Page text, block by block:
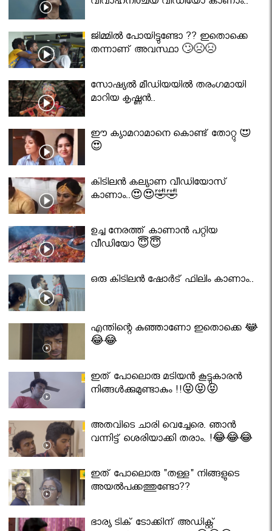
ജിമ്മിൽ പോയിട്ടുണ്ടോ ?? ഇതൊക്കെ
തന്നാണ് അവസ്ഥാ 🙄😣😣
സോഷ്യൽ മീഡിയയിൽ തരംഗമായി
മാറിയ കൃഷ്ണൻ..
ഈ ക്യാമറാമാനെ കൊണ്ട് തോറ്റു 😍
😍
കിടിലൻ കല്യാണ വീഡിയോസ്
കാണാം..😍😍🤣🤣
ഉച്ച നേരത്ത് കാണാൻ പറ്റിയ
വീഡിയോ 😇😇
ഒരു കിടിലൻ ഷോർട് ഫിലിം കാണാം..
എന്തിന്റെ കുഞ്ഞാണോ ഇതൊക്കെ 😂
😂😂
ഇത് പോലൊരു മടിയൻ കൂട്ടുകാരൻ
നിങ്ങൾക്കുമുണ്ടാകും !!😝😝😝
അതവിടെ ചാരി വെച്ചേരെ. ഞാൻ
വന്നിട്ട് ശെരിയാക്കി തരാം. !😂😂😂
ഇത് പോലൊരു "തള്ള" നിങ്ങളുടെ
അയല്‍പക്കത്തുണ്ടോ??
ഭാര്യ ടിക് ടോക്കിന് അഡിക്റ്റ്